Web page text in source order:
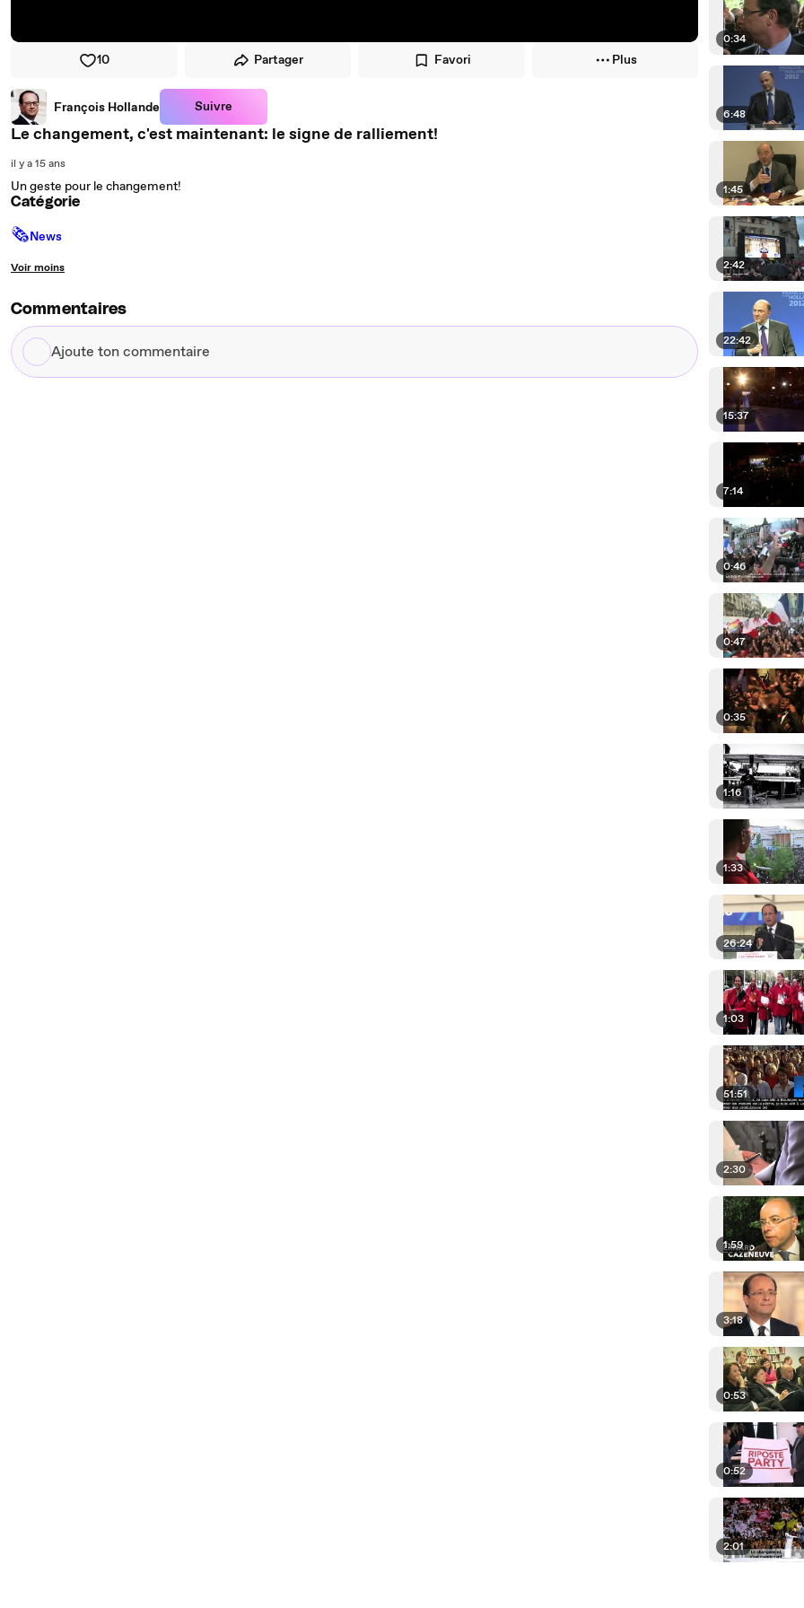
10 Partager Favori Plus
François Hollande Suivre
Le changement, c'est maintenant: le signe de ralliement!
il y a 15 ans
Un geste pour le changement!
Catégorie
🗞News
Voir moins
Commentaires
Ajoute
ton
0:34
6:48
1:45
2:42
22:42
15:37
7:14
0:46
0:47
0:35
1:16
1:33
26:24
1:03
51:51
2:30
1:59
3:18
0:53
0:52
2:01